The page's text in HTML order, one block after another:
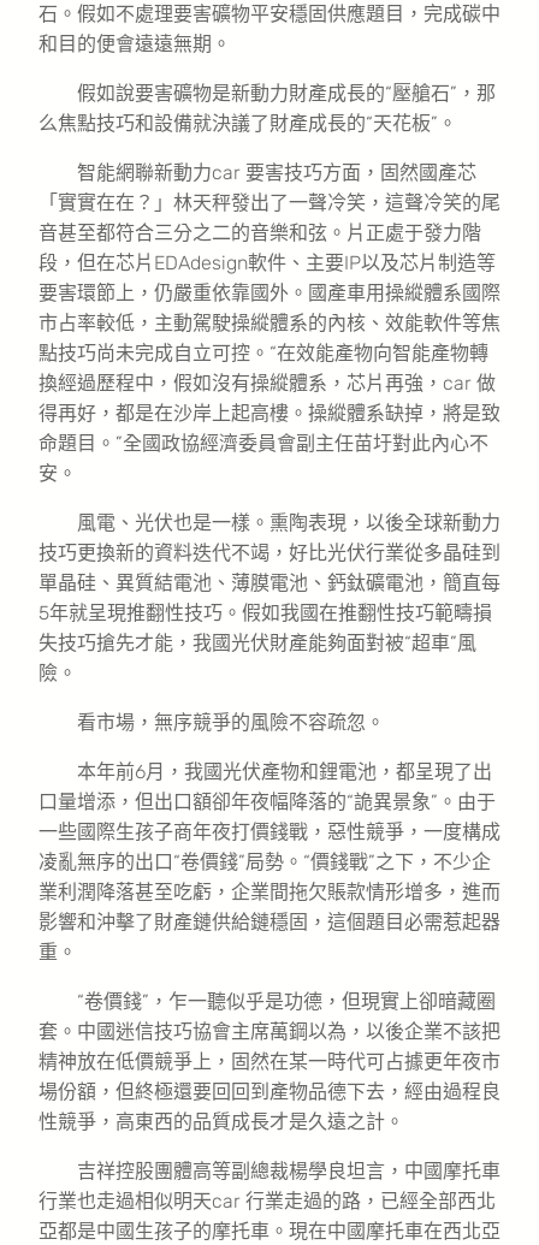
石。假如不處理要害礦物平安穩固供應題目，完成碳中
和目的便會遠遠無期。
假如說要害礦物是新動力財產成長的“壓艙石”，那
么焦點技巧和設備就決議了財產成長的“天花板”。
智能網聯新動力car 要害技巧方面，固然國產芯
「實實在在？」林天秤發出了一聲冷笑，這聲冷笑的尾
音甚至都符合三分之二的音樂和弦。片正處于發力階
段，但在芯片EDAdesign軟件、主要IP以及芯片制造等
要害環節上，仍嚴重依靠國外。國產車用操縱體系國際
市占率較低，主動駕駛操縱體系的內核、效能軟件等焦
點技巧尚未完成自立可控。“在效能產物向智能產物轉
換經過歷程中，假如沒有操縱體系，芯片再強，car 做
得再好，都是在沙岸上起高樓。操縱體系缺掉，將是致
命題目。”全國政協經濟委員會副主任苗圩對此內心不
安。
風電、光伏也是一樣。熏陶表現，以後全球新動力
技巧更換新的資料迭代不竭，好比光伏行業從多晶硅到
單晶硅、異質結電池、薄膜電池、鈣鈦礦電池，簡直每
5年就呈現推翻性技巧。假如我國在推翻性技巧範疇損
失技巧搶先才能，我國光伏財產能夠面對被“超車”風
險。
看市場，無序競爭的風險不容疏忽。
本年前6月，我國光伏產物和鋰電池，都呈現了出
口量增添，但出口額卻年夜幅降落的“詭異景象”。由于
一些國際生孩子商年夜打價錢戰，惡性競爭，一度構成
凌亂無序的出口“卷價錢”局勢。“價錢戰”之下，不少企
業利潤降落甚至吃虧，企業間拖欠賬款情形增多，進而
影響和沖擊了財產鏈供給鏈穩固，這個題目必需惹起器
重。
“卷價錢”，乍一聽似乎是功德，但現實上卻暗藏圈
套。中國迷信技巧協會主席萬鋼以為，以後企業不該把
精神放在低價競爭上，固然在某一時代可占據更年夜市
場份額，但終極還要回回到產物品德下去，經由過程良
性競爭，高東西的品質成長才是久遠之計。
吉祥控股團體高等副總裁楊學良坦言，中國摩托車
行業也走過相似明天car 行業走過的路，已經全部西北
亞都是中國生孩子的摩托車。現在中國摩托車在西北亞